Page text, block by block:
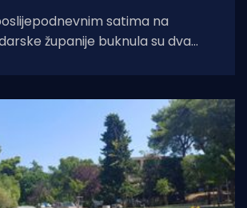
satima na
županije buknula su dva